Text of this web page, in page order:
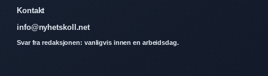
Kontakt
info@nyhetskoll.net
Svar fra redaksjonen: vanligvis innen en arbeidsdag.